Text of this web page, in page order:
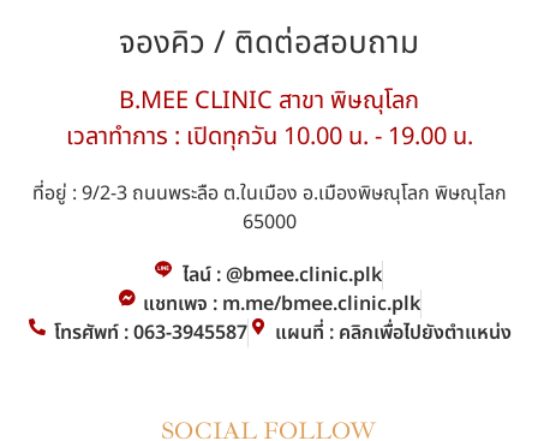
จองคิว / ติดต่อสอบถาม
B.MEE CLINIC สาขา พิษณุโลก
เวลาทำการ : เปิดทุกวัน 10.00 น. - 19.00 น.
ที่อยู่ : 9/2-3 ถนนพระลือ ต.ในเมือง อ.เมืองพิษณุโลก พิษณุโลก
65000
ไลน์ : @bmee.clinic.plk
แชทเพจ : m.me/bmee.clinic.plk
โทรศัพท์ : 063-3945587
แผนที่ : คลิกเพื่อไปยังตำแหน่ง
SOCIAL FOLLOW